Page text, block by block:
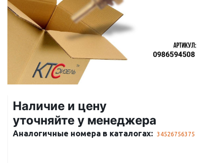
Наличие и цену
уточняйте у менеджера
Аналогичные номера в каталогах: 34526756375